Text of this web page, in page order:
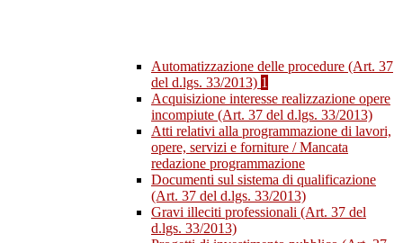
Automatizzazione delle procedure (Art. 37
del d.lgs. 33/2013) 1
Acquisizione interesse realizzazione opere
incompiute (Art. 37 del d.lgs. 33/2013)
Atti relativi alla programmazione di lavori,
opere, servizi e forniture / Mancata
redazione programmazione
Documenti sul sistema di qualificazione
(Art. 37 del d.lgs. 33/2013)
Gravi illeciti professionali (Art. 37 del
d.lgs. 33/2013)